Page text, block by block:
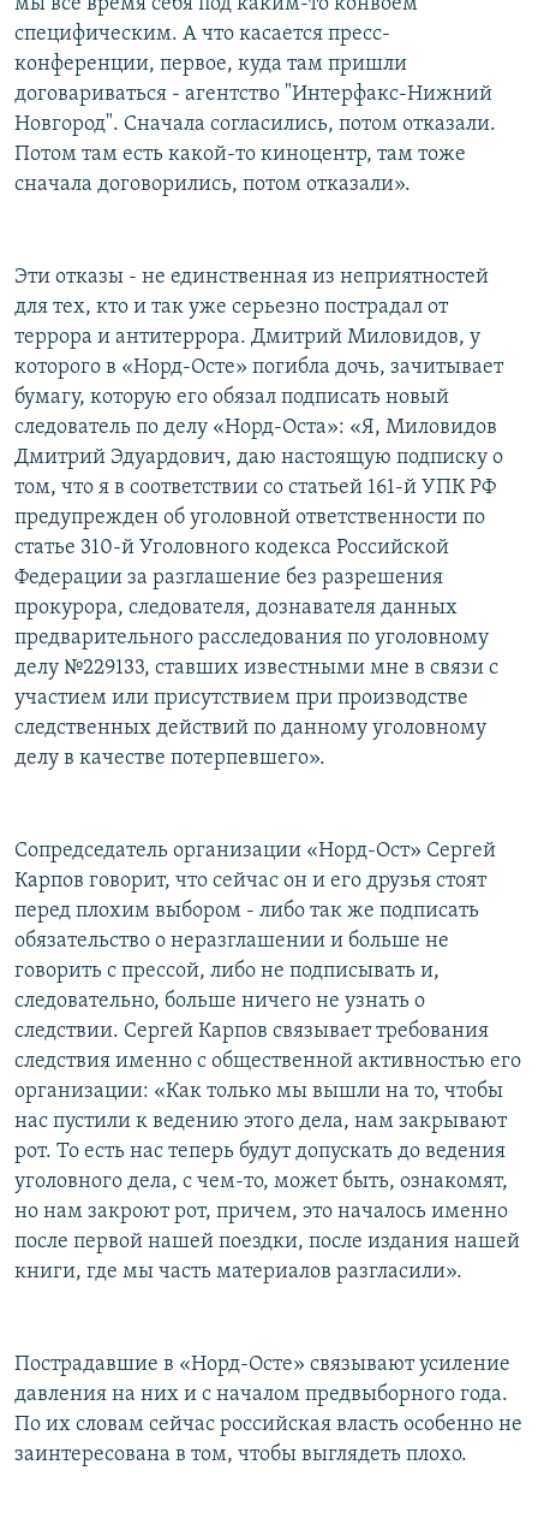
мы все время себя под каким-то конвоем
специфическим. А что касается пресс-
конференции, первое, куда там пришли
договариваться - агентство "Интерфакс-Нижний
Новгород". Сначала согласились, потом отказали.
Потом там есть какой-то киноцентр, там тоже
сначала договорились, потом отказали».
Эти отказы - не единственная из неприятностей
для тех, кто и так уже серьезно пострадал от
террора и антитеррора. Дмитрий Миловидов, у
которого в «Норд-Осте» погибла дочь, зачитывает
бумагу, которую его обязал подписать новый
следователь по делу «Норд-Оста»: «Я, Миловидов
Дмитрий Эдуардович, даю настоящую подписку о
том, что я в соответствии со статьей 161-й УПК РФ
предупрежден об уголовной ответственности по
статье 310-й Уголовного кодекса Российской
Федерации за разглашение без разрешения
прокурора, следователя, дознавателя данных
предварительного расследования по уголовному
делу №229133, ставших известными мне в связи с
участием или присутствием при производстве
следственных действий по данному уголовному
делу в качестве потерпевшего».
Сопредседатель организации «Норд-Ост» Сергей
Карпов говорит, что сейчас он и его друзья стоят
перед плохим выбором - либо так же подписать
обязательство о неразглашении и больше не
говорить с прессой, либо не подписывать и,
следовательно, больше ничего не узнать о
следствии. Сергей Карпов связывает требования
следствия именно с общественной активностью его
организации: «Как только мы вышли на то, чтобы
нас пустили к ведению этого дела, нам закрывают
рот. То есть нас теперь будут допускать до ведения
уголовного дела, с чем-то, может быть, ознакомят,
но нам закроют рот, причем, это началось именно
после первой нашей поездки, после издания нашей
книги, где мы часть материалов разгласили».
Пострадавшие в «Норд-Осте» связывают усиление
давления на них и с началом предвыборного года.
По их словам сейчас российская власть особенно не
заинтересована в том, чтобы выглядеть плохо.